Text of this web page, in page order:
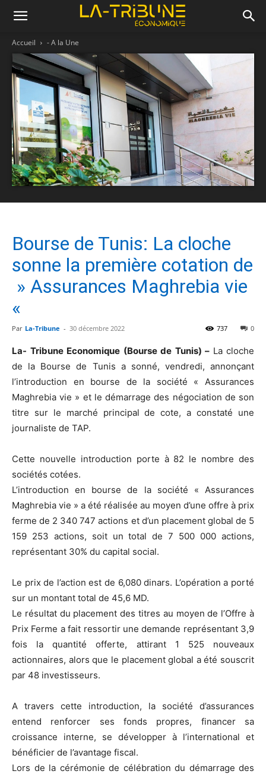
Accueil - A la Une
Bourse de Tunis: La cloche
sonne la première cotation de
» Assurances Maghrebia vie
«
Par La-Tribune - 30 décembre 2022 0
737
La- Tribune Economique (Bourse de Tunis) – La cloche
de la Bourse de Tunis a sonné, vendredi, annonçant
l’introduction en bourse de la société « Assurances
Maghrebia vie » et le démarrage des négociation de son
titre sur le marché principal de cote, a constaté une
journaliste de TAP.
Cette nouvelle introduction porte à 82 le nombre des
sociétés cotées.
L’introduction en bourse de la société « Assurances
Maghrebia vie » a été réalisée au moyen d’une offre à prix
ferme de 2 340 747 actions et d’un placement global de 5
159 253 actions, soit un total de 7 500 000 actions,
représentant 30% du capital social.
Le prix de l’action est de 6,080 dinars. L’opération a porté
sur un montant total de 45,6 MD.
Le résultat du placement des titres au moyen de l’Offre à
Prix Ferme a fait ressortir une demande représentant 3,9
fois la quantité offerte, attirant 1 525 nouveaux
actionnaires, alors que le placement global a été souscrit
par 48 investisseurs.
A travers cette introduction, la société d’assurances
entend renforcer ses fonds propres, financer sa
croissance interne, se développer à l’international et
bénéficier de l’avantage fiscal.
Lors de la cérémonie de célébration du démarrage des